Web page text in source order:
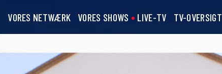
VORES NETWÆRK VORES SHOWS LIVE-TV TV-OVERSIGT